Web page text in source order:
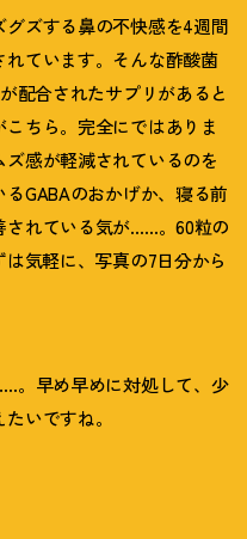
ズする鼻の不快感を4週間
ています。そんな酢酸菌
配合されたサプリがあると
ちら。完全にではありま
感が軽減されているのを
GABAのおかげか、寝る前
されている気が……。60粒の
気軽に、写真の7日分から
。早め早めに対処して、少
いですね。